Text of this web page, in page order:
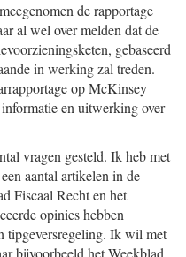
de rapportage
al wel over melden dat de
gebaseerd
in werking zal treden.
op McKinsey
en uitwerking over
vragen gesteld. Ik heb met
aantal artikelen in de
Fiscaal Recht en het
opinies hebben
tipgeversregeling. Ik wil met
bijvoorbeeld het Weekblad